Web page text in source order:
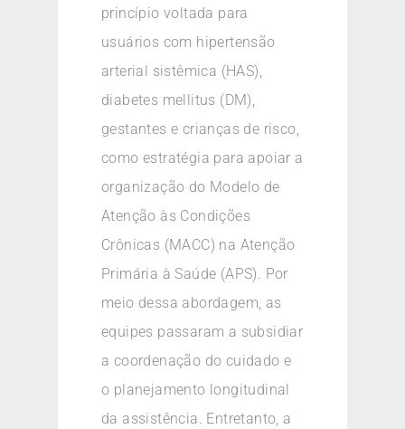
princípio voltada para
usuários com hipertensão
arterial sistêmica (HAS),
diabetes mellitus (DM),
gestantes e crianças de risco,
como estratégia para apoiar a
organização do Modelo de
Atenção às Condições
Crônicas (MACC) na Atenção
Primária à Saúde (APS). Por
meio dessa abordagem, as
equipes passaram a subsidiar
a coordenação do cuidado e
o planejamento longitudinal
da assistência. Entretanto, a